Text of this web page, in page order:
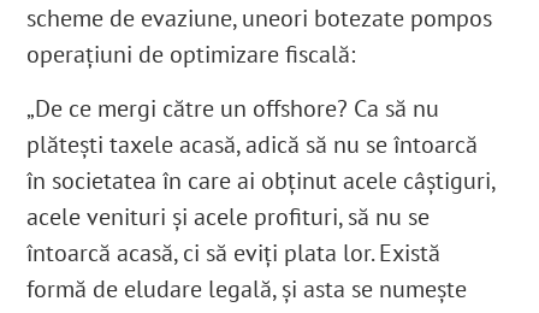
scheme de evaziune, uneori botezate pompos
operațiuni de optimizare fiscală:
„De ce mergi către un offshore? Ca să nu
plătești taxele acasă, adică să nu se întoarcă
în societatea în care ai obținut acele câștiguri,
acele venituri și acele profituri, să nu se
întoarcă acasă, ci să eviți plata lor. Există
formă de eludare legală, și asta se numește